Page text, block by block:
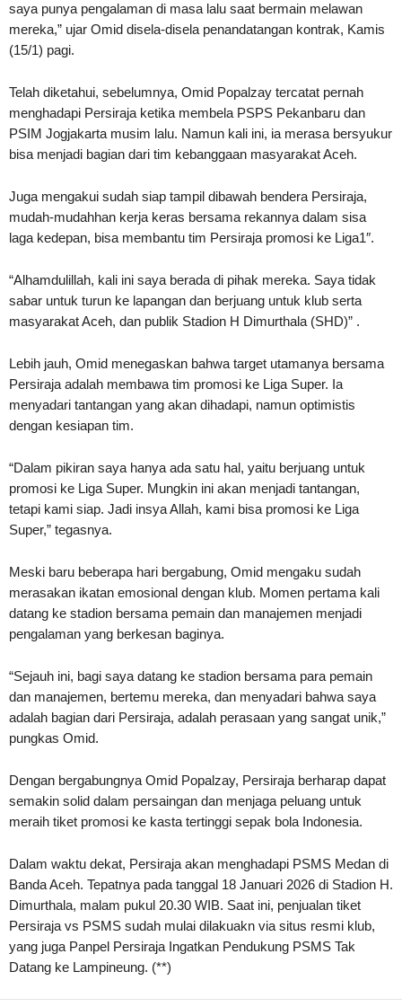
saya punya pengalaman di masa lalu saat bermain melawan
mereka,” ujar Omid disela-disela penandatangan kontrak, Kamis
(15/1) pagi.
Telah diketahui, sebelumnya, Omid Popalzay tercatat pernah
menghadapi Persiraja ketika membela PSPS Pekanbaru dan
PSIM Jogjakarta musim lalu. Namun kali ini, ia merasa bersyukur
bisa menjadi bagian dari tim kebanggaan masyarakat Aceh.
Juga mengakui sudah siap tampil dibawah bendera Persiraja,
mudah-mudahhan kerja keras bersama rekannya dalam sisa
laga kedepan, bisa membantu tim Persiraja promosi ke Liga1″.
“Alhamdulillah, kali ini saya berada di pihak mereka. Saya tidak
sabar untuk turun ke lapangan dan berjuang untuk klub serta
masyarakat Aceh, dan publik Stadion H Dimurthala (SHD)” .
Lebih jauh, Omid menegaskan bahwa target utamanya bersama
Persiraja adalah membawa tim promosi ke Liga Super. Ia
menyadari tantangan yang akan dihadapi, namun optimistis
dengan kesiapan tim.
“Dalam pikiran saya hanya ada satu hal, yaitu berjuang untuk
promosi ke Liga Super. Mungkin ini akan menjadi tantangan,
tetapi kami siap. Jadi insya Allah, kami bisa promosi ke Liga
Super,” tegasnya.
Meski baru beberapa hari bergabung, Omid mengaku sudah
merasakan ikatan emosional dengan klub. Momen pertama kali
datang ke stadion bersama pemain dan manajemen menjadi
pengalaman yang berkesan baginya.
“Sejauh ini, bagi saya datang ke stadion bersama para pemain
dan manajemen, bertemu mereka, dan menyadari bahwa saya
adalah bagian dari Persiraja, adalah perasaan yang sangat unik,”
pungkas Omid.
Dengan bergabungnya Omid Popalzay, Persiraja berharap dapat
semakin solid dalam persaingan dan menjaga peluang untuk
meraih tiket promosi ke kasta tertinggi sepak bola Indonesia.
Dalam waktu dekat, Persiraja akan menghadapi PSMS Medan di
Banda Aceh. Tepatnya pada tanggal 18 Januari 2026 di Stadion H.
Dimurthala, malam pukul 20.30 WIB. Saat ini, penjualan tiket
Persiraja vs PSMS sudah mulai dilakuakn via situs resmi klub,
yang juga Panpel Persiraja Ingatkan Pendukung PSMS Tak
Datang ke Lampineung. (**)